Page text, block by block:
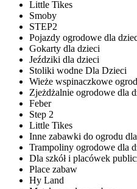
Little Tikes
Smoby
STEP2
Pojazdy ogrodowe dla
Gokarty dla dzieci
Jeździki dla dzieci
Stoliki wodne Dla Dzieci
Wieże wspinaczkowe
Zjeżdżalnie ogrodowe dla
Feber
Step 2
Little Tikes
Inne zabawki do ogrodu
Trampoliny ogrodowe dla
Dla szkół i placówek
Place zabaw
Hy Land